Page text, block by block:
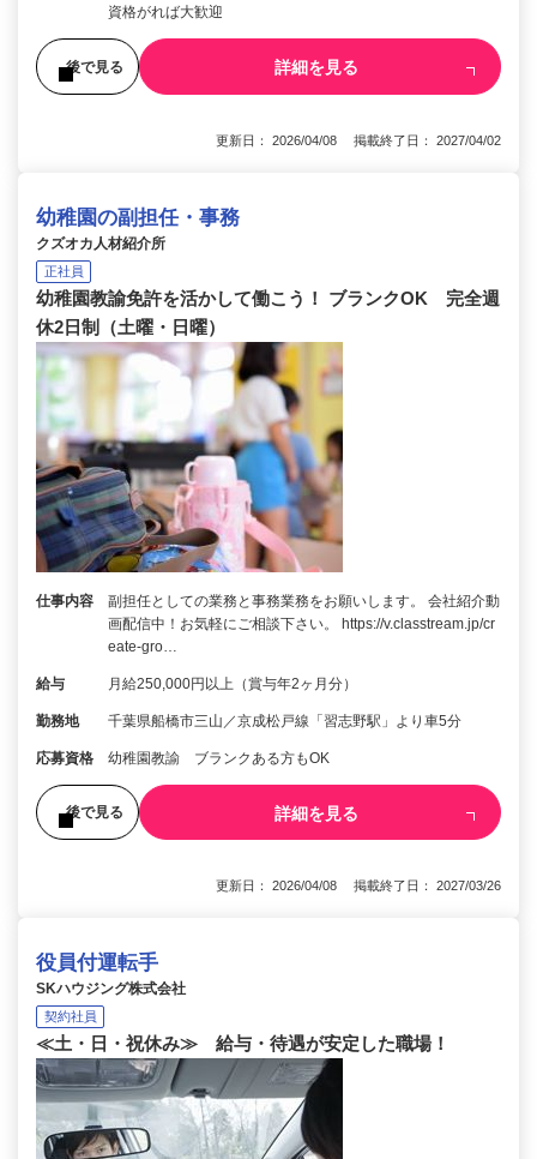
資格がれば大歓迎
後で見る 詳細を見る
更新日： 2026/04/08 掲載終了日： 2027/04/02
幼稚園の副担任・事務
クズオカ人材紹介所
正社員
幼稚園教諭免許を活かして働こう！ ブランクOK 完全週
休2日制（土曜・日曜）
仕事内容
副担任としての業務と事務業務をお願いします。 会社紹介動
画配信中！お気軽にご相談下さい。 https://v.classtream.jp/cr
eate-gro…
給与 月給250,000円以上（賞与年2ヶ月分）
勤務地 千葉県船橋市三山／京成松戸線「習志野駅」より車5分
応募資格 幼稚園教諭 ブランクある方もOK
後で見る 詳細を見る
更新日： 2026/04/08 掲載終了日： 2027/03/26
役員付運転手
SKハウジング株式会社
契約社員
≪土・日・祝休み≫ 給与・待遇が安定した職場！